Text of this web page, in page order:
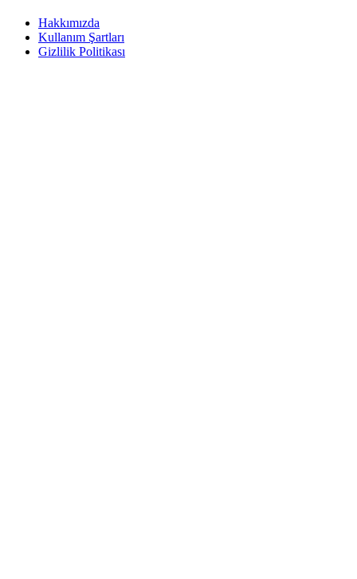
Hakkımızda
Kullanım Şartları
Gizlilik Politikası